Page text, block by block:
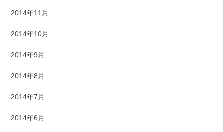
2014年11月
2014年10月
2014年9月
2014年8月
2014年7月
2014年6月